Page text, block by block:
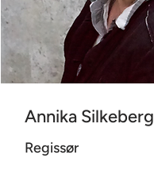
Annika Silkeberg
Regissør